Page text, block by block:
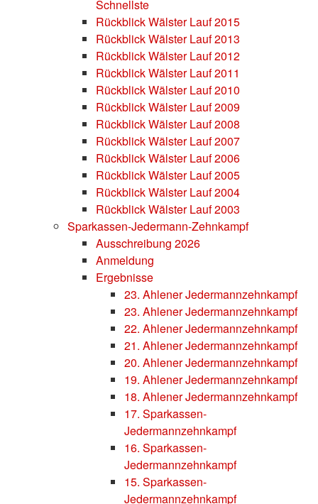
Schnellste
Rückblick Wälster Lauf 2015
Rückblick Wälster Lauf 2013
Rückblick Wälster Lauf 2012
Rückblick Wälster Lauf 2011
Rückblick Wälster Lauf 2010
Rückblick Wälster Lauf 2009
Rückblick Wälster Lauf 2008
Rückblick Wälster Lauf 2007
Rückblick Wälster Lauf 2006
Rückblick Wälster Lauf 2005
Rückblick Wälster Lauf 2004
Rückblick Wälster Lauf 2003
Sparkassen-Jedermann-Zehnkampf
Ausschreibung 2026
Anmeldung
Ergebnisse
23. Ahlener Jedermannzehnkampf
23. Ahlener Jedermannzehnkampf
22. Ahlener Jedermannzehnkampf
21. Ahlener Jedermannzehnkampf
20. Ahlener Jedermannzehnkampf
19. Ahlener Jedermannzehnkampf
18. Ahlener Jedermannzehnkampf
17. Sparkassen-
Jedermannzehnkampf
16. Sparkassen-
Jedermannzehnkampf
15. Sparkassen-
Jedermannzehnkampf